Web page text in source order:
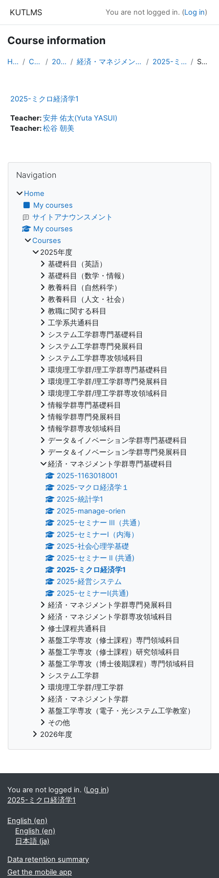
KUTLMS You are not logged in. (Log in)
Course information
Home Courses 2025年度 経済・マネジメント学群専門基礎科目 2025-ミクロ経済学1 Summary
2025-ミクロ経済学1
Teacher:安井 佑太(Yuta YASUI)
Teacher:松谷 朝美
Blocks
Navigation
Home
My courses
サイトアナウンスメント
My courses
Courses
2025年度
基礎科目（英語）
基礎科目（数学・情報）
教養科目（自然科学）
教養科目（人文・社会）
教職に関する科目
工学系共通科目
システム工学群専門基礎科目
システム工学群専門発展科目
システム工学群専攻領域科目
環境理工学群/理工学群専門基礎科目
環境理工学群/理工学群専門発展科目
環境理工学群/理工学群専攻領域科目
情報学群専門基礎科目
情報学群専門発展科目
情報学群専攻領域科目
データ＆イノベーション学群専門基礎科目
データ＆イノベーション学群専門発展科目
経済・マネジメント学群専門基礎科目
2025-1163018001
2025-マクロ経済学１
2025-統計学1
2025-manage-orien
2025-セミナー III（共通）
2025-セミナーI（内海）
2025-社会心理学基礎
2025-セミナー Ⅱ (共通)
2025-ミクロ経済学1
2025-経営システム
2025-セミナーⅠ(共通)
経済・マネジメント学群専門発展科目
経済・マネジメント学群専攻領域科目
修士課程共通科目
基盤工学専攻（修士課程）専門領域科目
基盤工学専攻（修士課程）研究領域科目
基盤工学専攻（博士後期課程）専門領域科目
システム工学群
環境理工学群/理工学群
経済・マネジメント学群
基盤工学専攻（電子・光システム工学教室）
その他
2026年度
Supplementary blocks
You are not logged in. (Log in)
2025-ミクロ経済学1
English ‎(en)‎
English ‎(en)‎
日本語 ‎(ja)‎
Data retention summary
Get the mobile app